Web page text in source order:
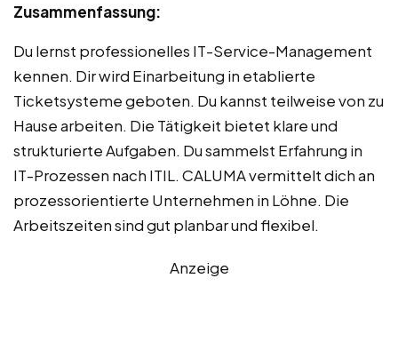
Zusammenfassung:
Du lernst professionelles IT-Service-Management
kennen. Dir wird Einarbeitung in etablierte
Ticketsysteme geboten. Du kannst teilweise von zu
Hause arbeiten. Die Tätigkeit bietet klare und
strukturierte Aufgaben. Du sammelst Erfahrung in
IT-Prozessen nach ITIL. CALUMA vermittelt dich an
prozessorientierte Unternehmen in Löhne. Die
Arbeitszeiten sind gut planbar und flexibel.
Anzeige